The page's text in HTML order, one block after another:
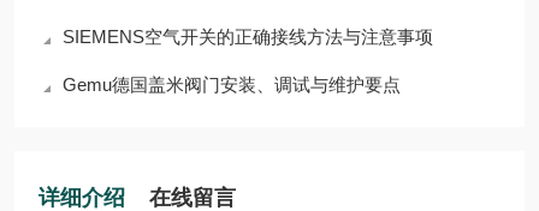
SIEMENS空气开关的正确接线方法与注意事项
Gemu德国盖米阀门安装、调试与维护要点
详细介绍 在线留言